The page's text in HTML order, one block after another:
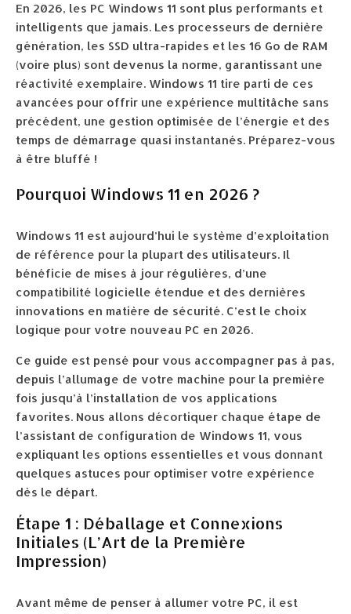
En 2026, les PC Windows 11 sont plus performants et
intelligents que jamais. Les processeurs de dernière
génération, les SSD ultra-rapides et les 16 Go de RAM
(voire plus) sont devenus la norme, garantissant une
réactivité exemplaire. Windows 11 tire parti de ces
avancées pour offrir une expérience multitâche sans
précédent, une gestion optimisée de l’énergie et des
temps de démarrage quasi instantanés. Préparez-vous
à être bluffé !
Pourquoi Windows 11 en 2026 ?
Windows 11 est aujourd’hui le système d’exploitation
de référence pour la plupart des utilisateurs. Il
bénéficie de mises à jour régulières, d’une
compatibilité logicielle étendue et des dernières
innovations en matière de sécurité. C’est le choix
logique pour votre nouveau PC en 2026.
Ce guide est pensé pour vous accompagner pas à pas,
depuis l’allumage de votre machine pour la première
fois jusqu’à l’installation de vos applications
favorites. Nous allons décortiquer chaque étape de
l’assistant de configuration de Windows 11, vous
expliquant les options essentielles et vous donnant
quelques astuces pour optimiser votre expérience
dès le départ.
Étape 1 : Déballage et Connexions
Initiales (L’Art de la Première
Impression)
Avant même de penser à allumer votre PC, il est